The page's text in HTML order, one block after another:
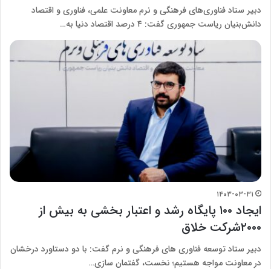
دبیر ستاد فناوری‌های فرهنگی و نرم معاونت علمی، فناوری و اقتصاد
دانش‌بنیان ریاست جمهوری گفت: ۴ درصد اقتصاد دنیا به…
۱۴۰۳-۰۳-۳۱
ایجاد ۱۰۰ پایگاه رشد و اعتبار بخشی به بیش از
۲۰۰۰شرکت خلاق
دبیر ستاد توسعه فناوری های فرهنگی و نرم گفت: با دو دستاورد درخشان
در معاونت مواجه هستیم؛ نخست، گفتمان سازی…